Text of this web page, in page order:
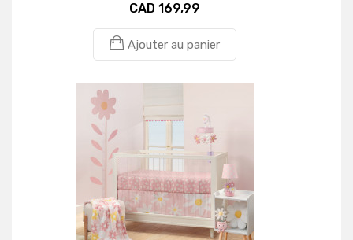
CAD 169,99
Ajouter au panier